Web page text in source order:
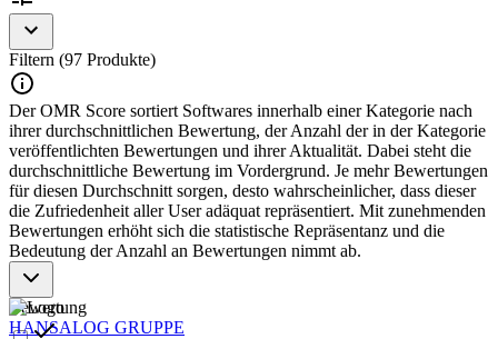
Filtern (97 Produkte)
Der OMR Score sortiert Softwares innerhalb einer Kategorie nach
ihrer durchschnittlichen Bewertung, der Anzahl der in der Kategorie
veröffentlichten Bewertungen und ihrer Aktualität. Dabei steht die
durchschnittliche Bewertung im Vordergrund. Je mehr Bewertungen
für diesen Durchschnitt sorgen, desto wahrscheinlicher, dass dieser
die Zufriedenheit aller User adäquat repräsentiert. Mit zunehmenden
Bewertungen erhöht sich die statistische Repräsentanz und die
Bedeutung der Anzahl an Bewertungen nimmt ab.
Bewertung
HANSALOG GRUPPE